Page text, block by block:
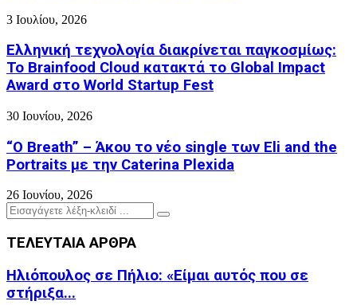
3 Ιουλίου, 2026
Ελληνική τεχνολογία διακρίνεται παγκοσμίως:
Το Brainfood Cloud κατακτά το Global Impact
Award στο World Startup Fest
30 Ιουνίου, 2026
“O Breath” – Άκου το νέο single των Eli and the
Portraits με την Caterina Plexida
26 Ιουνίου, 2026
Search
for:
Search
ΤΕΛΕΥΤΑΙΑ ΑΡΘΡΑ
Ηλιόπουλος σε Πήλιο: «Είμαι αυτός που σε
στήριξα...